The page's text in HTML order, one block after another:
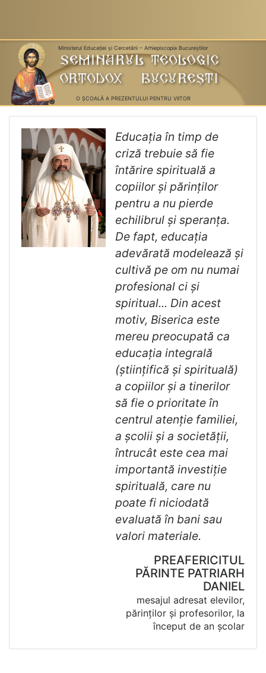
Ministerul Educaţiei și Cercetării – Arhiepiscopia Bucureştilor
O ŞCOALĂ A PREZENTULUI PENTRU VIITOR
Educația în timp de
criză trebuie să fie
întărire spirituală a
copiilor și părinților
pentru a nu pierde
echilibrul și speranța.
De fapt, educația
adevărată modelează și
cultivă pe om nu numai
profesional ci și
spiritual... Din acest
motiv, Biserica este
mereu preocupată ca
educația integrală
(științifică și spirituală)
a copiilor și a tinerilor
să fie o prioritate în
centrul atenție familiei,
a școlii și a societății,
întrucât este cea mai
importantă investiție
spirituală, care nu
poate fi niciodată
evaluată în bani sau
valori materiale.
PREAFERICITUL
PĂRINTE PATRIARH
DANIEL
mesajul adresat elevilor,
părinților și profesorilor, la
început de an școlar